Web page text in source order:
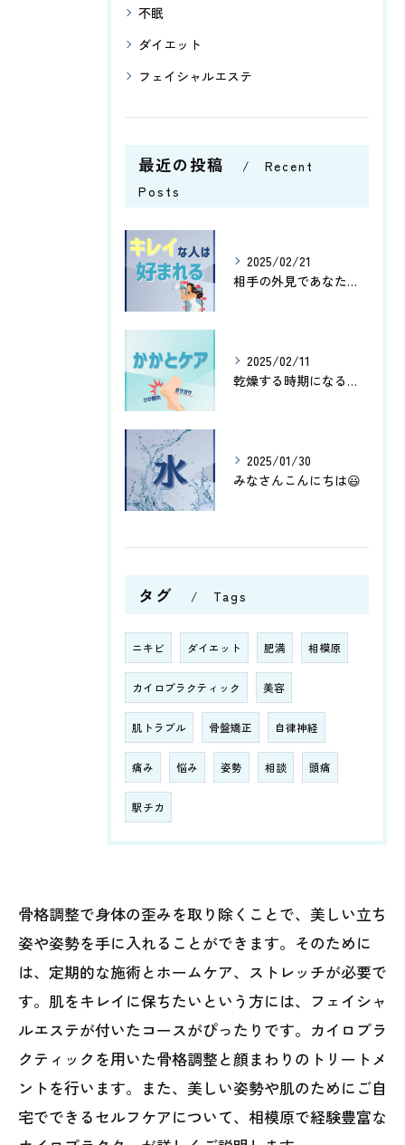
不眠
ダイエット
フェイシャルエステ
最近の投稿
Recent
Posts
2025/02/21
相手の外見であなたはどこの部分を気にする傾向にありますか😊？
2025/02/11
乾燥する時期になると、かかとがガサガサしたりひび割れしたりし...
2025/01/30
みなさんこんにちは😃
タグ Tags
ニキビ ダイエット 肥満 相模原
カイロプラクティック 美容
肌トラブル 骨盤矯正 自律神経
痛み 悩み 姿勢 相談 頭痛
駅チカ
骨格調整で身体の歪みを取り除くことで、美しい立ち
姿や姿勢を手に入れることができます。そのために
は、定期的な施術とホームケア、ストレッチが必要で
す。肌をキレイに保ちたいという方には、フェイシャ
ルエステが付いたコースがぴったりです。カイロプラ
クティックを用いた骨格調整と顔まわりのトリートメ
ントを行います。また、美しい姿勢や肌のためにご自
宅でできるセルフケアについて、相模原で経験豊富な